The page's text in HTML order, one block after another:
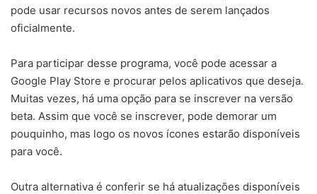
pode usar recursos novos antes de serem lançados
oficialmente.
Para participar desse programa, você pode acessar a
Google Play Store e procurar pelos aplicativos que deseja.
Muitas vezes, há uma opção para se inscrever na versão
beta. Assim que você se inscrever, pode demorar um
pouquinho, mas logo os novos ícones estarão disponíveis
para você.
Outra alternativa é conferir se há atualizações disponíveis